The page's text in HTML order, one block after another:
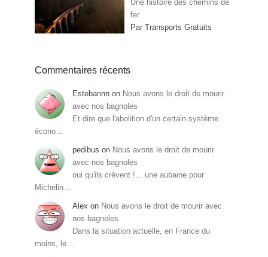
Une histoire des chemins de
fer
Par Transports Gratuits
Commentaires récents
Estebannn on Nous avons le droit de mourir
avec nos bagnoles
Et dire que l'abolition d'un certain système
écono…
pedibus on Nous avons le droit de mourir
avec nos bagnoles
oui qu'ils crèvent !... une aubaine pour
Michelin…
Alex on Nous avons le droit de mourir avec
nos bagnoles
Dans la situation actuelle, en France du
moins, le…